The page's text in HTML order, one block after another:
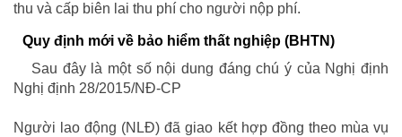
thu và cấp biên lai thu phí cho người nộp phí.
Quy định mới về bảo hiểm thất nghiệp (BHTN)
Sau đây là một số nội dung đáng chú ý của Nghị định
Nghị định 28/2015/NĐ-CP
Người lao động (NLĐ) đã giao kết hợp đồng theo mùa vụ